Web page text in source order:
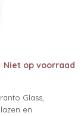
Niet op voorraad
Glass,
en